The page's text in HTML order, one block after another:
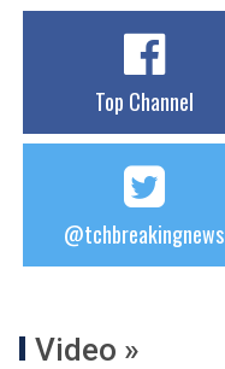
Top Channel
@tchbreakingnews
Video »